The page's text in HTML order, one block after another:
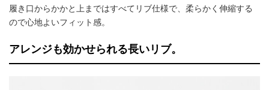
履き口からかかと上まではすべてリブ仕様で、柔らかく伸縮する
ので心地よいフィット感。
アレンジも効かせられる長いリブ。